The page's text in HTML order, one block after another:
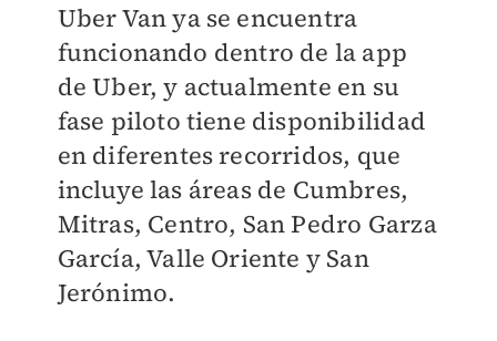
Uber Van ya se encuentra
funcionando dentro de la app
de Uber, y actualmente en su
fase piloto tiene disponibilidad
en diferentes recorridos, que
incluye las áreas de Cumbres,
Mitras, Centro, San Pedro Garza
García, Valle Oriente y San
Jerónimo.